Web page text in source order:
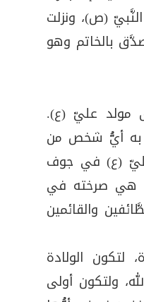
(ص)، ونزلت
بالخاتم وهو
مولد عليّ (ع).
به أيُّ شخص من
عليّ (ع) في جوف
هي صرخته في
والقائمين
لتكون الولادة
ولتكون أولى